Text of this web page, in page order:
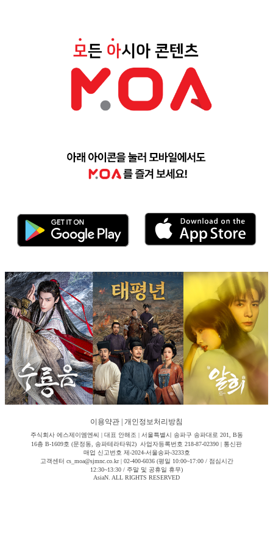
이용약관 개인정보처리방침
주식회사 에스제이엠엔씨 | 대표 안해조 | 서울특별시 송파구 송파대로 201, B동
16층 B-1609호 (문정동, 송파테라타워2) 사업자등록번호 218-87-02390 | 통신판
매업 신고번호 제-2024-서울송파-3233호
고객센터 cs_moa@sjmnc.co.kr | 02-400-6036 (평일 10:00~17:00 / 점심시간
12:30~13:30 / 주말 및 공휴일 휴무)
AsiaN. ALL RIGHTS RESERVED